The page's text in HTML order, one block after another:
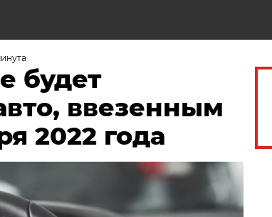
будет
ввезенным
2022 года